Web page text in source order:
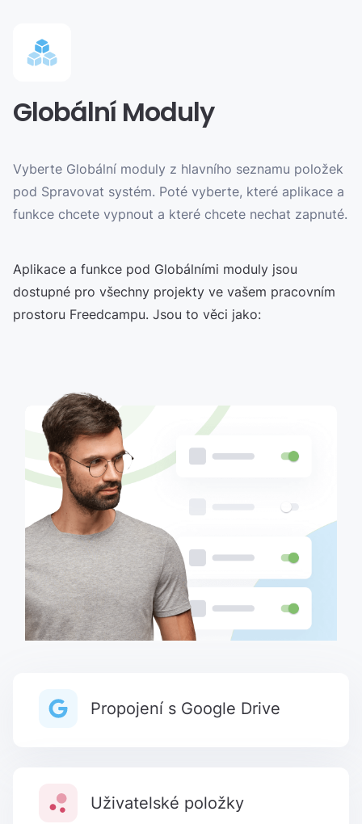
Globální Moduly
Vyberte Globální moduly z hlavního seznamu položek
pod Spravovat systém. Poté vyberte, které aplikace a
funkce chcete vypnout a které chcete nechat zapnuté.
Aplikace a funkce pod Globálními moduly jsou
dostupné pro všechny projekty ve vašem pracovním
prostoru Freedcampu. Jsou to věci jako:
Propojení s Google Drive
Uživatelské položky